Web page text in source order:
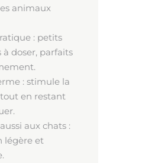
animaux
: petits
à doser, parfaits
: stimule la
en restant
aux chats :
légère et